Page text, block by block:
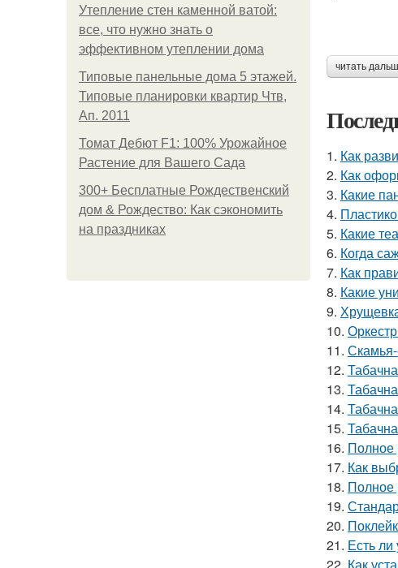
Утепление стен каменной ватой:
все, что нужно знать о
эффективном утеплении дома
Типовые панельные дома 5 этажей.
Типовые планировки квартир Чтв,
Ап. 2011
Томат Дебют F1: 100% Урожайное
Растение для Вашего Сада
300+ Бесплатные Рождественский
дом & Рождество: Как сэкономить
на праздниках
читать
1. Как
2. Как
3. Какие
4.
5. Какие
6. Когда
7. Как
8. Какие
9.
10.
11.
12.
13.
14.
15.
16. Полное
17. Как
18. Полное
19.
20.
21. Есть